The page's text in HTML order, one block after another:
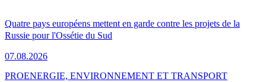
Quatre pays européens mettent en garde contre les projets de la
Russie pour l'Ossétie du Sud
07.08.2026
PROENERGIE, ENVIRONNEMENT ET TRANSPORT